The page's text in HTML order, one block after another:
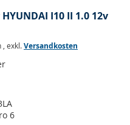
I10 II 1.0 12v
, exkl.Versandkosten
6